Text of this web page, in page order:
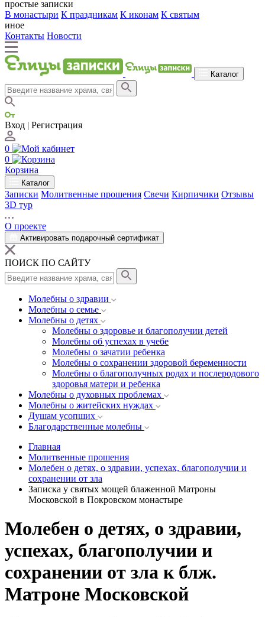
простые записки
В монастыри К праздникам К иконам К святым
иное
Контакты Новости
Каталог
Вход | Регистрация
0
0
Корзина
Каталог
Записки Молитвенные прошения Свечи Кирпичики Отзывы
3D тур
О проекте
Активировать подарочный сертификат
ПОИСК ПО САЙТУ
Молебны о здравии
Молебны о семье
Молебны о детях
Молебны о здоровье и благополучии детей
Молебны об успехах в учебе
Молебны о зачатии ребенка
Молебны о сохранении здоровой беременности
Молебны о благополучных родах и послеродового
здоровья матери и ребенка
Молебны о духовных проблемах
Молебны о житейских нуждах
Душам усопших
Благодарственные молебны
Главная
Молитвенные прошения
Молебен о детях, о здравии, успехах, благополучии и
сохранении от зла
Записка у святых мощей блаженной Матроны
Московской в Покровском монастыре
Молебен о детях, о здравии,
успехах, благополучии и
сохранении от зла к блж.
Матроне Московской